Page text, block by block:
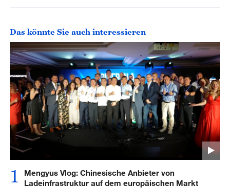
Das könnte Sie auch interessieren
1
Mengyus Vlog: Chinesische Anbieter von
Ladeinfrastruktur auf dem europäischen Markt